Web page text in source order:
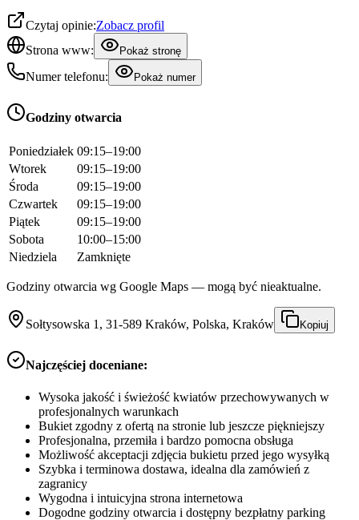
Czytaj opinie:Zobacz profil
Strona www:
Pokaż stronę
Numer telefonu: Pokaż numer
Godziny otwarcia
Poniedziałek 09:15–19:00
Wtorek
09:15–19:00
Środa
09:15–19:00
Czwartek
09:15–19:00
Piątek
09:15–19:00
Sobota
10:00–15:00
Niedziela
Zamknięte
Godziny otwarcia wg Google Maps — mogą być nieaktualne.
Sołtysowska 1, 31-589 Kraków, Polska, Kraków Kopiuj
Najczęściej doceniane:
Wysoka jakość i świeżość kwiatów przechowywanych w
profesjonalnych warunkach
Bukiet zgodny z ofertą na stronie lub jeszcze piękniejszy
Profesjonalna, przemiła i bardzo pomocna obsługa
Możliwość akceptacji zdjęcia bukietu przed jego wysyłką
Szybka i terminowa dostawa, idealna dla zamówień z
zagranicy
Wygodna i intuicyjna strona internetowa
Dogodne godziny otwarcia i dostępny bezpłatny parking